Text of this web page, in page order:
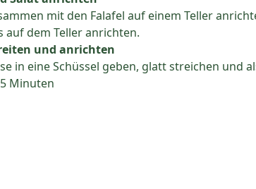
mit den Falafel auf einem Teller
auf dem Teller anrichten.
und anrichten
in eine Schüssel geben, glatt streichen und
Minuten